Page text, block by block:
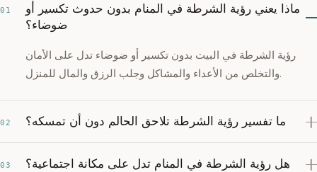
01
ماذا يعني رؤية الشرطة في المنام بدون حدوث تكسير أو
ضوضاء؟
رؤية الشرطة في البيت بدون تكسير أو ضوضاء تدل على الأمان
والتخلص من الأعداء والمشاكل وجلب الرزق والمال للمنزل.
02 ما تفسير رؤية الشرطة تلاحق الحالم دون أن تمسكه؟
03 هل رؤية الشرطة في المنام تدل على مكانة اجتماعية؟